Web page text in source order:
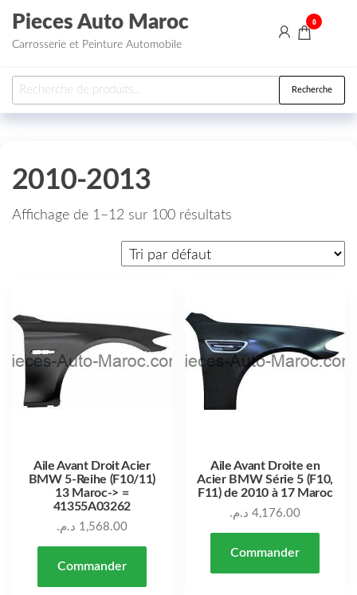
Aller au contenu
Pieces Auto Maroc
Carrosserie et Peinture Automobile
0
Recherche pour : Recherche
2010-2013
Affichage de 1–12 sur 100 résultats
Aile Avant Droit Acier
BMW 5-Reihe (F10/11)
13 Maroc-> =
41355A03262
1,568.00 د.م.
Commander
Aile Avant Droite en
Acier BMW Série 5 (F10,
F11) de 2010 à 17 Maroc
4,176.00 د.م.
Commander